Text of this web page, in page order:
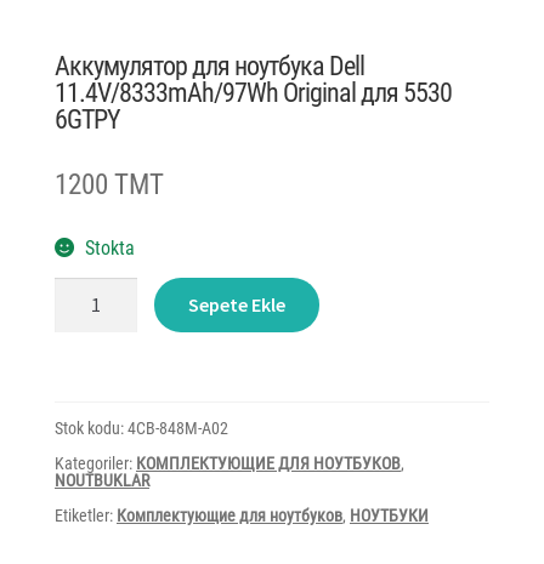
Аккумулятор для ноутбука Dell
11.4V/8333mAh/97Wh Original для 5530
6GTPY
1200 TMT
Stokta
Аккумулятор
5530
6GTPY
adet
Sepete Ekle
Stok kodu:4CB-848M-A02
Kategoriler: КОМПЛЕКТУЮЩИЕ ДЛЯ НОУТБУКОВ,
NOUTBUKLAR
Etiketler: Комплектующие для ноутбуков, НОУТБУКИ